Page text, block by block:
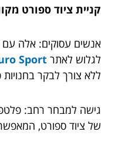
קניית ציוד ספורט
אנשים עסוקים: אלה עם
לגלוש לאתר Sport
ללא צורך לבקר בחנויות
גישה למבחר רחב:
של ציוד ספורט,